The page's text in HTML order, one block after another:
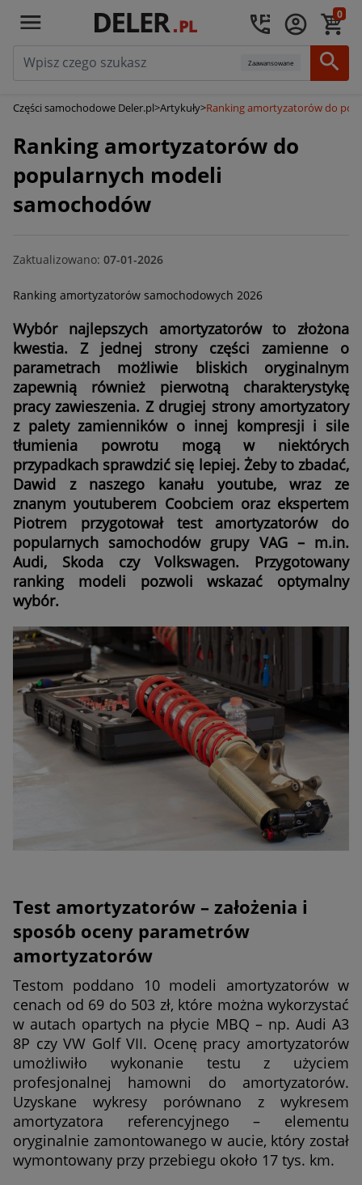
0
Zaawansowane
Części samochodowe Deler.pl>Artykuły>Ranking amortyzatorów do
Ranking amortyzatorów do
popularnych modeli
samochodów
Zaktualizowano: 07-01-2026
Ranking amortyzatorów samochodowych 2026
Wybór najlepszych amortyzatorów to złożona
kwestia. Z jednej strony części zamienne o
parametrach możliwie bliskich oryginalnym
zapewnią również pierwotną charakterystykę
pracy zawieszenia. Z drugiej strony amortyzatory
z palety zamienników o innej kompresji i sile
tłumienia powrotu mogą w niektórych
przypadkach sprawdzić się lepiej. Żeby to zbadać,
Dawid z naszego kanału youtube, wraz ze
znanym youtuberem Coobciem oraz ekspertem
Piotrem przygotował test amortyzatorów do
popularnych samochodów grupy VAG – m.in.
Audi, Skoda czy Volkswagen. Przygotowany
ranking modeli pozwoli wskazać optymalny
wybór.
Test amortyzatorów – założenia i
sposób oceny parametrów
amortyzatorów
Testom poddano 10 modeli amortyzatorów w
cenach od 69 do 503 zł, które można wykorzystać
w autach opartych na płycie MBQ – np. Audi A3
8P czy VW Golf VII. Ocenę pracy amortyzatorów
umożliwiło wykonanie testu z użyciem
profesjonalnej hamowni do amortyzatorów.
Uzyskane wykresy porównano z wykresem
amortyzatora referencyjnego – elementu
oryginalnie zamontowanego w aucie, który został
wymontowany przy przebiegu około 17 tys. km.